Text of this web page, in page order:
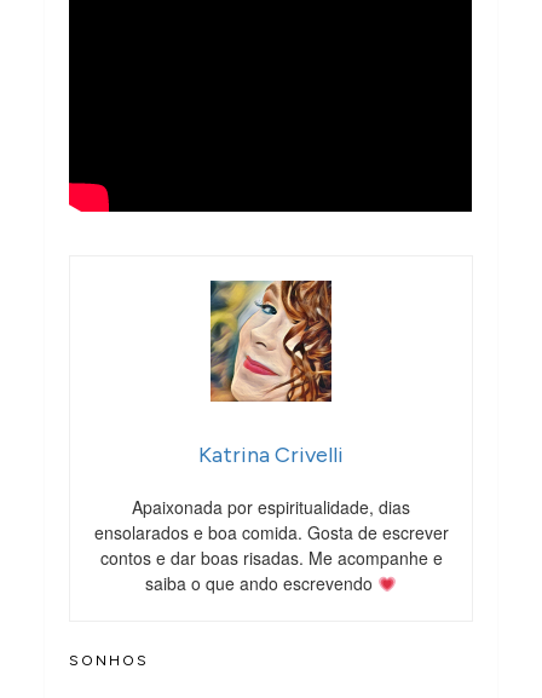
Katrina Crivelli
Apaixonada por espiritualidade, dias
ensolarados e boa comida. Gosta de escrever
contos e dar boas risadas. Me acompanhe e
saiba o que ando escrevendo
SONHOS